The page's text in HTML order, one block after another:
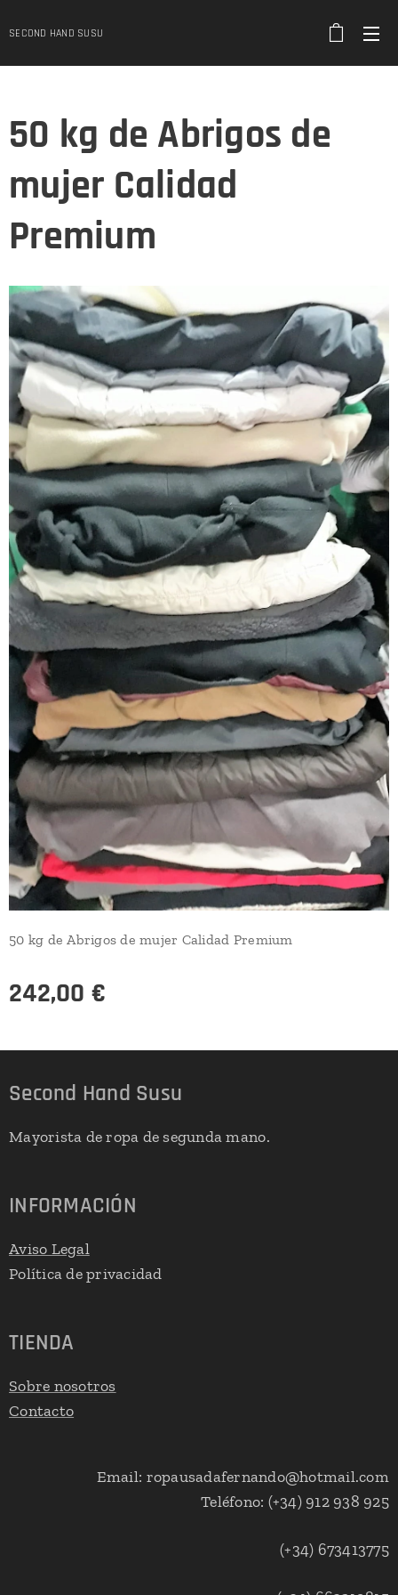
SECOND HAND SUSU
50 kg de Abrigos de
mujer Calidad
Premium
50 kg de Abrigos de mujer Calidad Premium
242,00 €
Second Hand Susu
Mayorista de ropa de segunda mano.
INFORMACIÓN
Aviso Legal
Política de privacidad
TIENDA
Sobre nosotros
Contacto
Email: ropausadafernando@hotmail.com
Teléfono: (+34) 912 938 925
(+34) 673413775